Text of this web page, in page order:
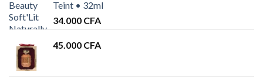
Teint • 32ml
34.000 CFA
45.000 CFA